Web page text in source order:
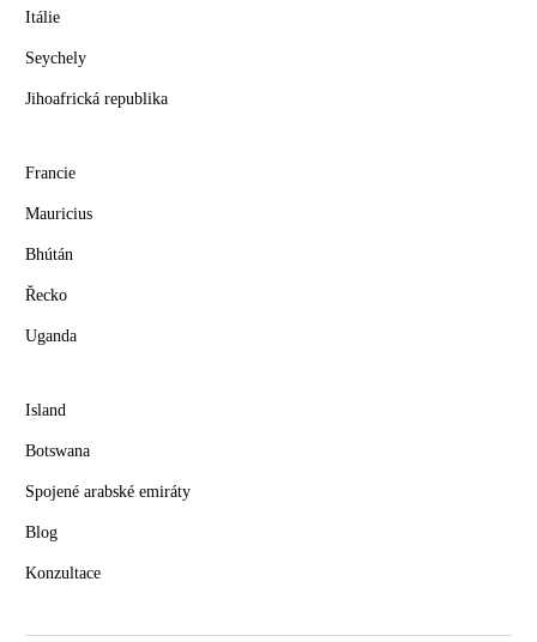
Itálie
Seychely
Jihoafrická republika
Francie
Mauricius
Bhútán
Řecko
Uganda
Island
Botswana
Spojené arabské emiráty
Blog
Konzultace